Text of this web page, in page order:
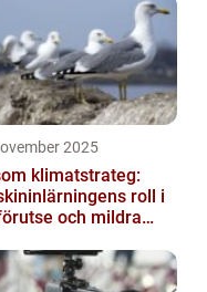
2025
klimatstrateg:
roll i
och mildra